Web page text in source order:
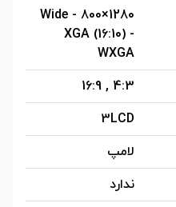
1280×800 - Wide
XGA (16:10) -
WXGA
4:3 , 16:9
3LCD
لامپ
ندارد